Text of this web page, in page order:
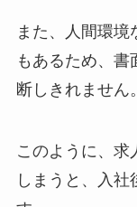
また、人間環
もあるため、書
断しきれません。
このように、求
しまうと、入社